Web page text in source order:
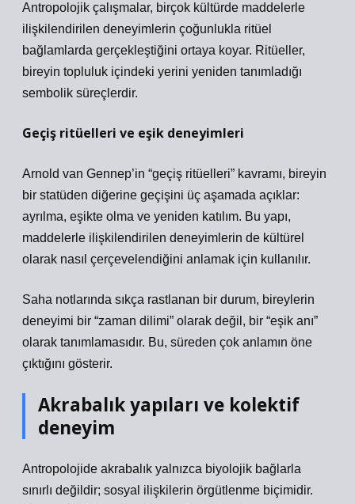
Antropolojik çalışmalar, birçok kültürde maddelerle
ilişkilendirilen deneyimlerin çoğunlukla ritüel
bağlamlarda gerçekleştiğini ortaya koyar. Ritüeller,
bireyin topluluk içindeki yerini yeniden tanımladığı
sembolik süreçlerdir.
Geçiş ritüelleri ve eşik deneyimleri
Arnold van Gennep’in “geçiş ritüelleri” kavramı, bireyin
bir statüden diğerine geçişini üç aşamada açıklar:
ayrılma, eşikte olma ve yeniden katılım. Bu yapı,
maddelerle ilişkilendirilen deneyimlerin de kültürel
olarak nasıl çerçevelendiğini anlamak için kullanılır.
Saha notlarında sıkça rastlanan bir durum, bireylerin
deneyimi bir “zaman dilimi” olarak değil, bir “eşik anı”
olarak tanımlamasıdır. Bu, süreden çok anlamın öne
çıktığını gösterir.
Akrabalık yapıları ve kolektif
deneyim
Antropolojide akrabalık yalnızca biyolojik bağlarla
sınırlı değildir; sosyal ilişkilerin örgütlenme biçimidir.